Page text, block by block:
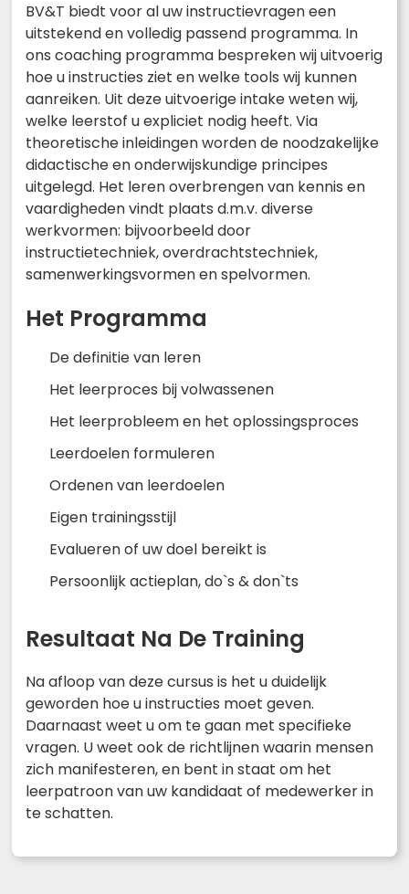
BV&T biedt voor al uw instructievragen een
uitstekend en volledig passend programma. In
ons coaching programma bespreken wij uitvoerig
hoe u instructies ziet en welke tools wij kunnen
aanreiken. Uit deze uitvoerige intake weten wij,
welke leerstof u expliciet nodig heeft. Via
theoretische inleidingen worden de noodzakelijke
didactische en onderwijskundige principes
uitgelegd. Het leren overbrengen van kennis en
vaardigheden vindt plaats d.m.v. diverse
werkvormen: bijvoorbeeld door
instructietechniek, overdrachtstechniek,
samenwerkingsvormen en spelvormen.
Het Programma
De definitie van leren
Het leerproces bij volwassenen
Het leerprobleem en het oplossingsproces
Leerdoelen formuleren
Ordenen van leerdoelen
Eigen trainingsstijl
Evalueren of uw doel bereikt is
Persoonlijk actieplan, do`s & don`ts
Resultaat Na De Training
Na afloop van deze cursus is het u duidelijk
geworden hoe u instructies moet geven.
Daarnaast weet u om te gaan met specifieke
vragen. U weet ook de richtlijnen waarin mensen
zich manifesteren, en bent in staat om het
leerpatroon van uw kandidaat of medewerker in
te schatten.